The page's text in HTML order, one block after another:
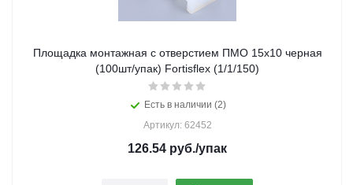
Площадка монтажная с отверстием ПМО 15х10 черная
(100шт/упак) Fortisflex (1/1/150)
Есть в наличии (2)
Артикул: 62452
126.54 руб./упак